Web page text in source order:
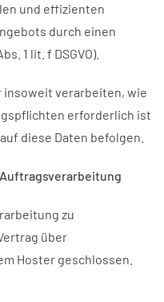
und effizienten
durch einen
1 lit. f DSGVO).
insoweit verarbeiten, wie
erforderlich ist
diese Daten befolgen.
zu
über
Hoster geschlossen.